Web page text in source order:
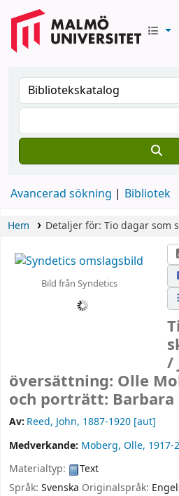
Avancerad sökning Bibliotek
Hem Detaljer för: Tio dagar som
Bild från Syndetics
/
översättning: Olle
och porträtt: Barbara
Av: Reed, John, 1887-1920 [aut]
Medverkande: Moberg, Olle, 1917-
Materialtyp:
Text
Språk: Svenska Originalspråk: